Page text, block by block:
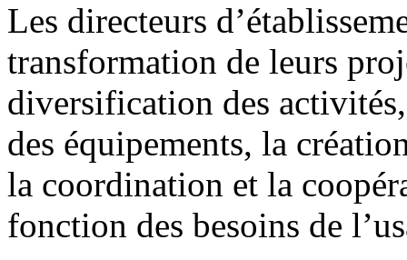
Les directeurs
transformation de leurs
diversification des
des équipements, la
la coordination et la
fonction des besoins de